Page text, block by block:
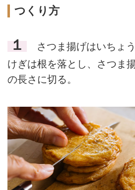
つくり方
１
さつま揚げはいちょ
けぎは根を落とし、さつま
の長さに切る。